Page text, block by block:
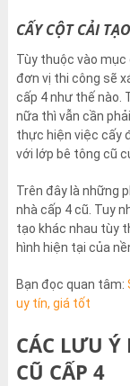
CẤY CỘT CẢI
Tùy thuộc vào mục
đơn vị thi công sẽ
cấp 4 như thế nào.
nữa thì vẫn cần
thực hiện việc cấy
với lớp bê tông cũ
Trên đây là những
nhà cấp 4 cũ. Tuy
tạo khác nhau tùy
hình hiện tại của
Bạn đọc quan tâm:
uy tín, giá tốt
CÁC LƯU
CŨ CẤP 4